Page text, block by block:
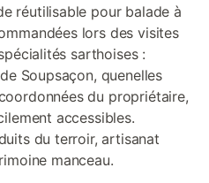
réutilisable pour balade à
lors des visites
sarthoises :
Soupsaçon, quenelles
du propriétaire,
accessibles.
du terroir, artisanat
manceau.